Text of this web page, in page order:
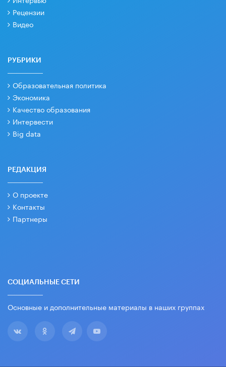
Рецензии
Видео
РУБРИКИ
Образовательная политика
Экономика
Качество образования
Интервести
Big data
РЕДАКЦИЯ
О проекте
Контакты
Партнеры
СОЦИАЛЬНЫЕ СЕТИ
Основные и дополнительные материалы в наших группах